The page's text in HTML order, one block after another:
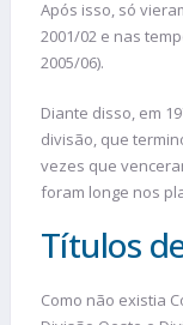
Após isso, só
2001/02 e nas
2005/06).
Diante disso, em
divisão, que
vezes que
foram longe nos
Títulos
Como não existia